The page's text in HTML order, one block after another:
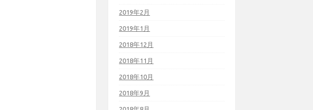
2019年2月
2019年1月
2018年12月
2018年11月
2018年10月
2018年9月